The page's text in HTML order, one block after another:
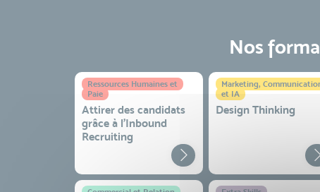
Nos
Ressources Humaines et
Paie
Attirer des candidats
grâce à l’Inbound
Recruiting
Marketing,
et IA
Design Thinking